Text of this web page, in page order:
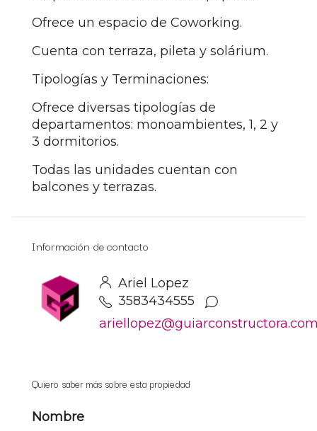
Ofrece un espacio de Coworking.
Cuenta con terraza, pileta y solárium.
Tipologías y Terminaciones:
Ofrece diversas tipologías de
departamentos: monoambientes, 1, 2 y
3 dormitorios.
Todas las unidades cuentan con
balcones y terrazas.
Información de contacto
Ariel Lopez
3583434555
Quiero saber más sobre esta propiedad
Nombre